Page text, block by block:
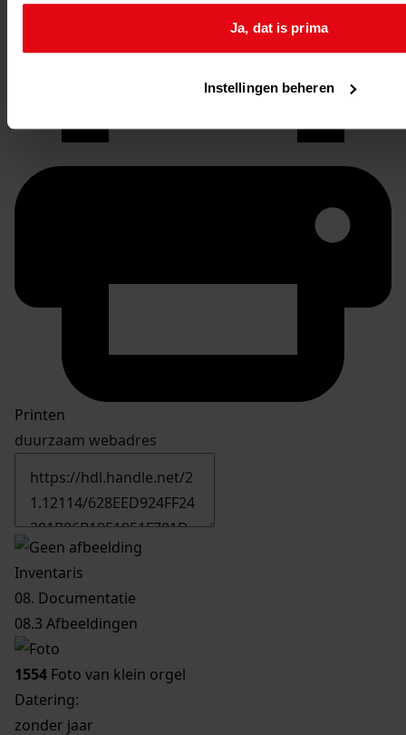
Ja, dat is prima
Instellingen beheren
Doorsturen per email
Printen
duurzaam webadres
Inventaris
08. Documentatie
08.3 Afbeeldingen
1554 Foto van klein orgel
Datering:
zonder jaar